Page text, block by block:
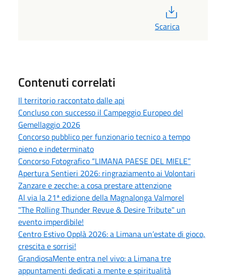
Scarica
Contenuti correlati
Il territorio raccontato dalle api
Concluso con successo il Campeggio Europeo del
Gemellaggio 2026
Concorso pubblico per funzionario tecnico a tempo
pieno e indeterminato
Concorso Fotografico “LIMANA PAESE DEL MIELE”
Apertura Sentieri 2026: ringraziamento ai Volontari
Zanzare e zecche: a cosa prestare attenzione
Al via la 21ª edizione della Magnalonga Valmorel
"The Rolling Thunder Revue & Desire Tribute" un
evento imperdibile!
Centro Estivo Opplà 2026: a Limana un’estate di gioco,
crescita e sorrisi!
GrandiosaMente entra nel vivo: a Limana tre
appuntamenti dedicati a mente e spiritualità